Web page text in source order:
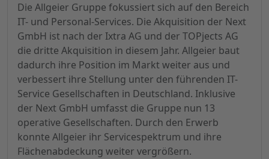
Die Allgeier Gruppe fokussiert sich auf den Bereich
IT- und Personal-Services. Die Akquisition der Next
GmbH ist nach der Ixtra AG und der TOPjects AG
die dritte Akquisition in diesem Jahr. Allgeier baut
dadurch ihre Position im Markt weiter aus und
verbessert ihre Stellung unter den führenden IT-
Service Gesellschaften in Deutschland. Inklusive
der Next GmbH umfasst die Gruppe nun 13
operative Gesellschaften. Durch den Erwerb
konnte Allgeier ihr Servicespektrum und ihre
Flächenabdeckung weiter vergrößern.